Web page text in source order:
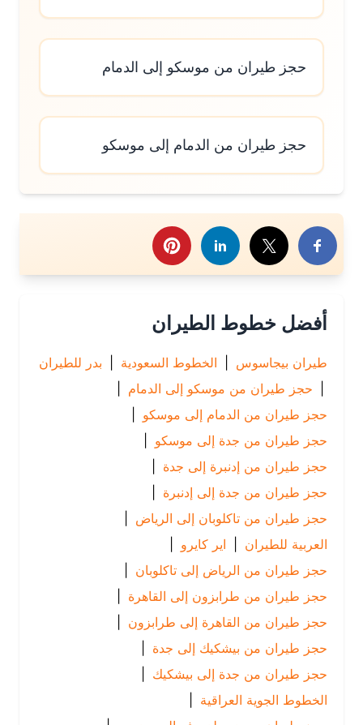
حجز طيران من موسكو إلى الدمام
حجز طيران من الدمام إلى موسكو
هذا الموضوع
أفضل خطوط الطيران
طيران بيجاسوس | الخطوط السعودية | بدر للطيران
حجز طيران من موسكو إلى الدمام
|
حجز طيران من الدمام إلى موسكو |
حجز طيران من جدة إلى موسكو |
حجز طيران من إدنبرة إلى جدة
حجز طيران من جدة إلى إدنبرة |
حجز طيران من تاكلوبان إلى الرياض
|
العربية للطيران | اير كايرو
|
حجز طيران من الرياض إلى تاكلوبان |
حجز طيران من طرابزون إلى القاهرة |
حجز طيران من القاهرة إلى طرابزون |
حجز طيران من بيشكيك إلى جدة
حجز طيران من جدة إلى بيشكيك |
الخطوط الجوية العراقية